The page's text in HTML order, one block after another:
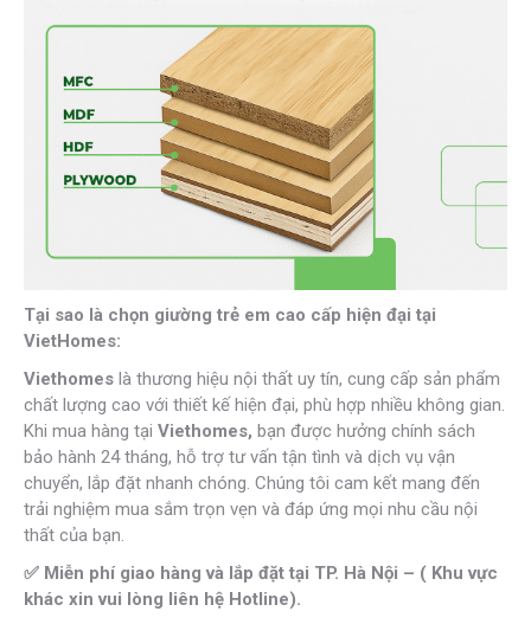
Tại sao là chọn giường trẻ em cao cấp hiện đại tại
VietHomes:
Viethomes là thương hiệu nội thất uy tín, cung cấp sản phẩm
chất lượng cao với thiết kế hiện đại, phù hợp nhiều không gian.
Khi mua hàng tại Viethomes, bạn được hưởng chính sách
bảo hành 24 tháng, hỗ trợ tư vấn tận tình và dịch vụ vận
chuyển, lắp đặt nhanh chóng. Chúng tôi cam kết mang đến
trải nghiệm mua sắm trọn vẹn và đáp ứng mọi nhu cầu nội
thất của bạn.
✅ Miễn phí giao hàng và lắp đặt tại TP. Hà Nội – ( Khu vực
khác xin vui lòng liên hệ Hotline).